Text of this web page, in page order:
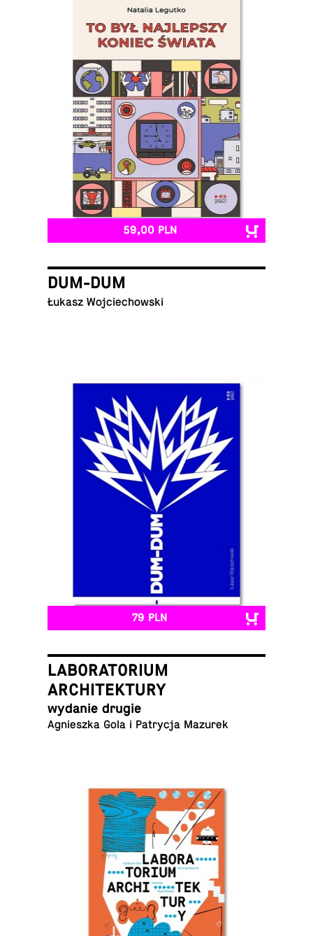
59,00 PLN
DUM-DUM
Łukasz Wojciechowski
79 PLN
LABORATORIUM
ARCHITEKTURY
wydanie drugie
Agniesz­ka Gola i Pa­try­cja Mazurek